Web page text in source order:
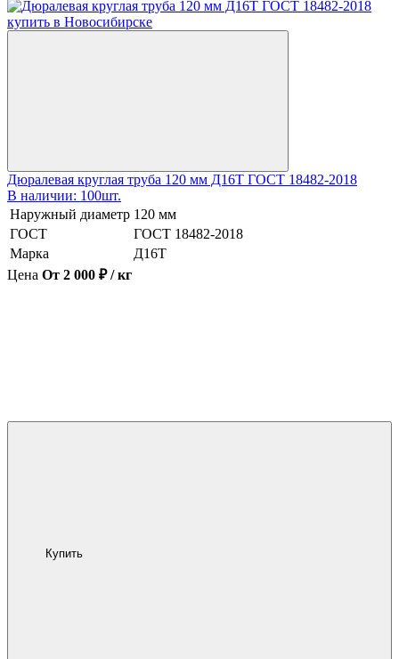
Дюралевая круглая труба 120 мм Д16Т ГОСТ 18482-2018
В наличии: 100шт.
Наружный диаметр 120 мм
ГОСТ
ГОСТ 18482-2018
Марка
Д16Т
Цена От 2 000 ₽ / кг
Купить